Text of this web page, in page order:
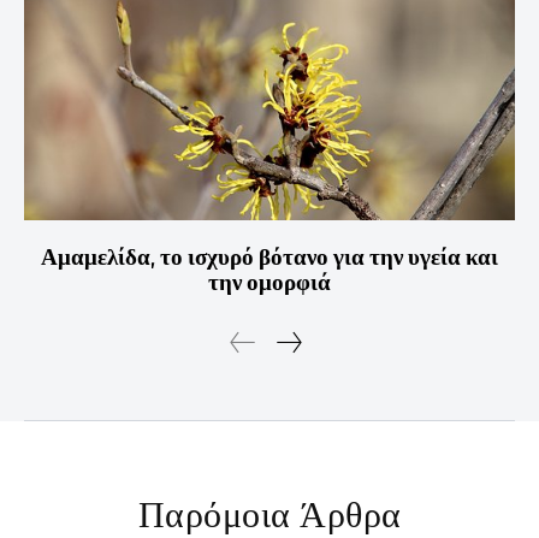
Αμαμελίδα, το ισχυρό βότανο για την υγεία και
την ομορφιά
Παρόμοια Άρθρα